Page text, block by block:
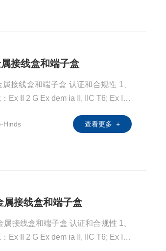
接线盒和端子盒
接线盒和端子盒 认证和合规性 1、
Ex II 2 G Ex dem ia II, IIC T6; Ex II 2
Hinds 查看更多 +
接线盒和端子盒
接线盒和端子盒 认证和合规性 1、
Ex II 2 G Ex dem ia II, IIC T6; Ex II 2